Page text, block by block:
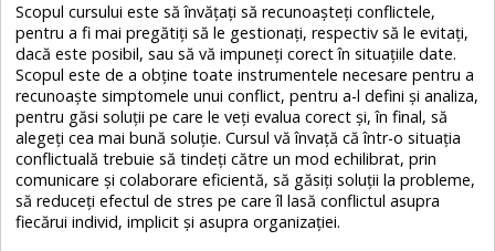
Scopul cursului este să învățați să recunoașteți conflictele,
pentru a fi mai pregătiți să le gestionați, respectiv să le evitați,
dacă este posibil, sau să vă impuneți corect în situațiile date.
Scopul este de a obține toate instrumentele necesare pentru a
recunoaște simptomele unui conflict, pentru a-l defini și analiza,
pentru găsi soluții pe care le veți evalua corect și, în final, să
alegeți cea mai bună soluție. Cursul vă învață că într-o situația
conflictuală trebuie să tindeți către un mod echilibrat, prin
comunicare și colaborare eficientă, să găsiți soluții la probleme,
să reduceți efectul de stres pe care îl lasă conflictul asupra
fiecărui individ, implicit și asupra organizației.